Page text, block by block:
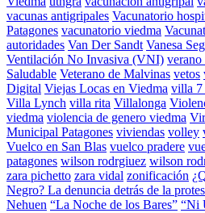
vacunas antigripales Vacunatorio
Patagones vacunatorio viedma
autoridades Van Der Sandt Vanesa
Ventilación No Invasiva (VNI)
Saludable Veterano de Malvinas vetos
Digital Viejas Locas en Viedma villa 7
Villa Lynch villa rita Villalonga
viedma violencia de genero viedma
Municipal Patagones viviendas volley
Vuelco en San Blas vuelco pradere
patagones wilson rodrgiuez wilson
zara pichetto zara vidal zonificación
Negro? La denuncia detrás de la
Nehuen “La Noche de los Bares” “Ni